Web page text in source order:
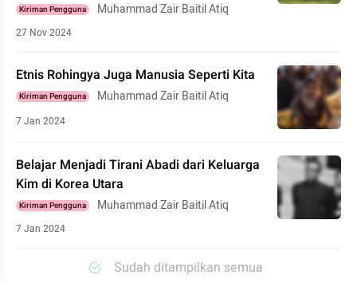
Kiriman Pengguna Muhammad Zair Baitil Atiq
27 Nov 2024
Etnis Rohingya Juga Manusia Seperti Kita
Kiriman Pengguna Muhammad Zair Baitil Atiq
7 Jan 2024
Belajar Menjadi Tirani Abadi dari Keluarga
Kim di Korea Utara
Kiriman Pengguna Muhammad Zair Baitil Atiq
7 Jan 2024
Sudah ditampilkan semua